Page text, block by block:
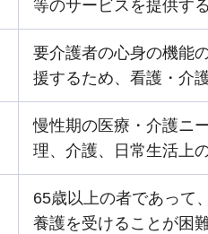
等のサービスを提供す
要介護者の心身の機能
援するため、看護・介
慢性期の医療・介護ニ
理、介護、日常生活上
65歳以上の者であって
養護を受けることが困